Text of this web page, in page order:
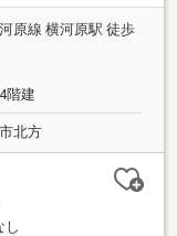
原線 横河原駅 徒歩
階建
北方
し